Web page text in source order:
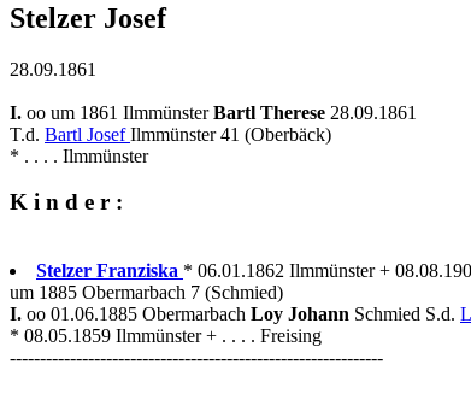
Stelzer Josef
28.09.1861
I. oo um 1861 IlmmünsterBartl Therese 28.09.1861
T.d. Bartl JosefIlmmünster 41 (Oberbäck)
* . . . . Ilmmünster
K i n d e r :
Stelzer Franziska * 06.01.1862 Ilmmünster +
um 1885 Obermarbach 7 (Schmied)
I. oo 01.06.1885 Obermarbach Loy Johann Schmied S.d.
* 08.05.1859 Ilmmünster + . . . . Freising
--------------------------------------------------------------